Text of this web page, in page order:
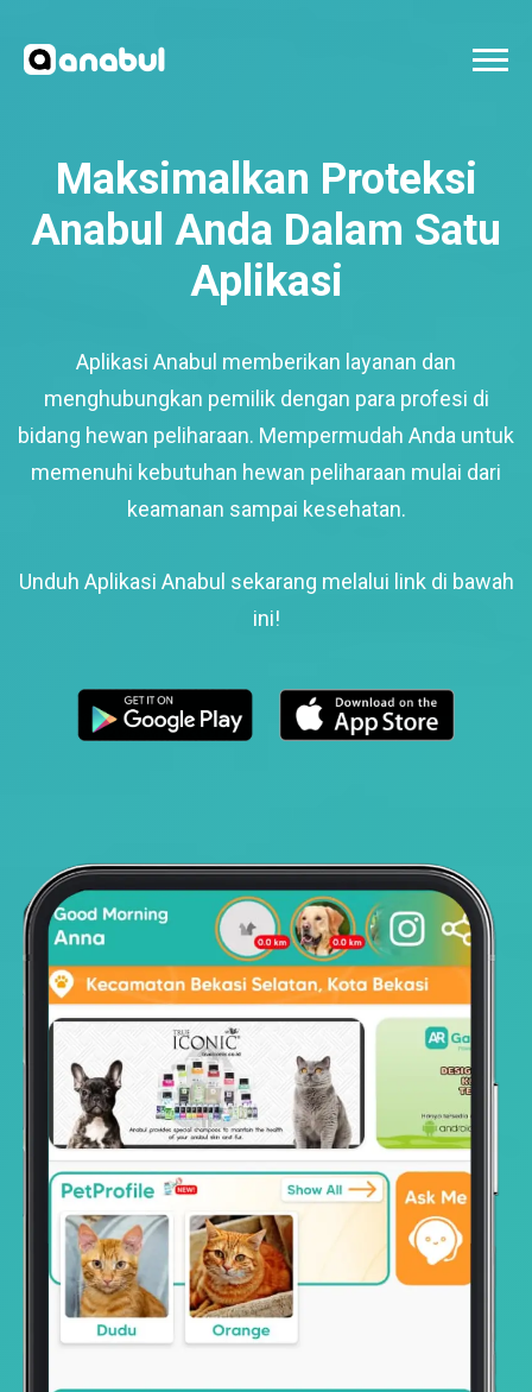
Maksimalkan Proteksi
Anabul Anda Dalam Satu
Aplikasi
Aplikasi Anabul memberikan layanan dan
menghubungkan pemilik dengan para profesi di
bidang hewan peliharaan. Mempermudah Anda untuk
memenuhi kebutuhan hewan peliharaan mulai dari
keamanan sampai kesehatan.
Unduh Aplikasi Anabul sekarang melalui link di bawah
ini!